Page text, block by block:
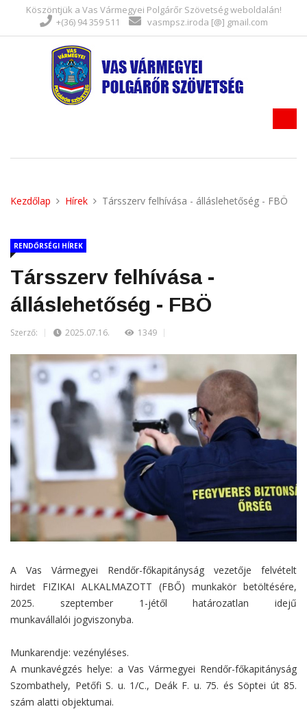
Köszöntjük a Vas Vármegyei Polgárőr Szövetség weboldalán!
+(36) 94 359 511
vasmpsz.iroda [@] gmail.com
Kezdőlap Hírek Társszerv felhívása - álláslehetőség - FBÖ
RENDŐRSÉGI HÍREK
Társszerv felhívása -
álláslehetőség - FBÖ
Szerző: 2025.07.16. 1349
A Vas Vármegyei Rendőr-főkapitányság vezetője felvételt
hirdet FIZIKAI ALKALMAZOTT (FBŐ) munkakör betöltésére,
2025. szeptember 1-jétől határozatlan idejű
munkavállalói jogviszonyba.
Munkarendje: vezényléses.
A munkavégzés helye: a Vas Vármegyei Rendőr-főkapitányság
Szombathely, Petőfi S. u. 1/C., Deák F. u. 75. és Söptei út 85.
szám alatti objektumai.